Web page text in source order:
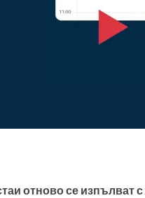
отново се изпълват